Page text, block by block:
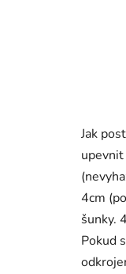
Jak
4cm
šunky.
Pokud